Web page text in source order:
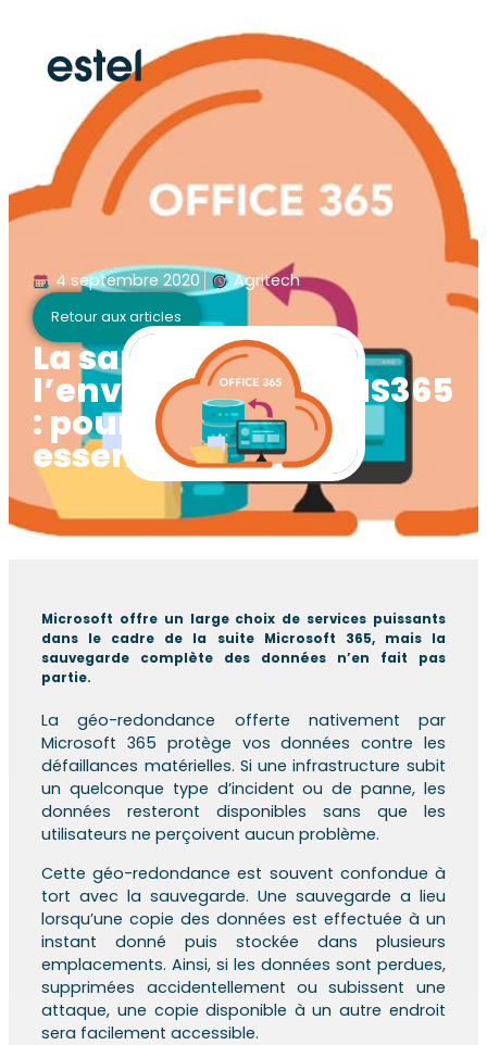
Retour aux articles
4 septembre 2020 Agritech
La sauvegarde de
l’environnement MS365
: pourquoi est-elle
essentielle ?
Microsoft offre un large choix de services puissants
dans le cadre de la suite Microsoft 365, mais la
sauvegarde complète des données n’en fait pas
partie.
La géo-redondance offerte nativement par
Microsoft 365 protège vos données contre les
défaillances matérielles. Si une infrastructure subit
un quelconque type d’incident ou de panne, les
données resteront disponibles sans que les
utilisateurs ne perçoivent aucun problème.
Cette géo-redondance est souvent confondue à
tort avec la sauvegarde. Une sauvegarde a lieu
lorsqu’une copie des données est effectuée à un
instant donné puis stockée dans plusieurs
emplacements. Ainsi, si les données sont perdues,
supprimées accidentellement ou subissent une
attaque, une copie disponible à un autre endroit
sera facilement accessible.